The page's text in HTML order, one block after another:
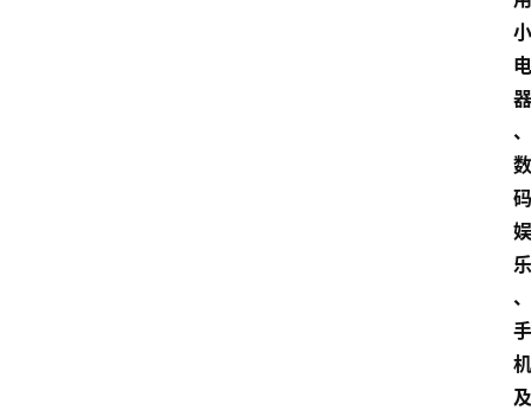
小
电
器
、
数
码
娱
乐
、
手
机
及